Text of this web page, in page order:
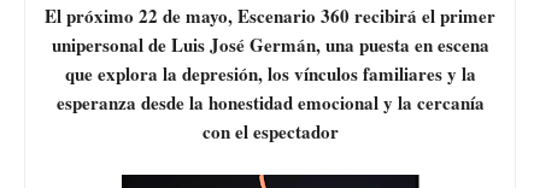
El próximo 22 de mayo, Escenario 360 recibirá el primer
unipersonal de Luis José Germán, una puesta en escena
que explora la depresión, los vínculos familiares y la
esperanza desde la honestidad emocional y la cercanía
con el espectador